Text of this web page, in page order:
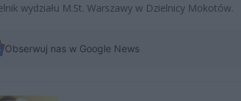
wydziału M.St. Warszawy w Dzielnicy Mokotów.
Obserwuj nas w Google News